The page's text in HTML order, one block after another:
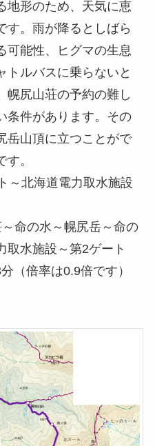
地形のため、天気に恵
す。雨が降るとしばら
可能性、ヒグマの生息
トルバスに乗らないと
幌尻山荘の予約の難し
条件があります。その
岳山頂に立つことがで
。
北海道電力取水施設
水～幌尻岳～命の
取水施設～第2ゲート
（倍率は0.9倍です）